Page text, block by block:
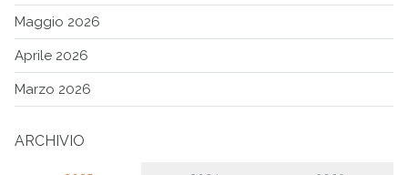
Maggio 2026
Aprile 2026
Marzo 2026
ARCHIVIO